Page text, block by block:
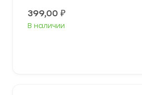
399,00 ₽
В наличии